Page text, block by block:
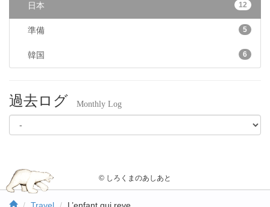
日本 12
準備 5
韓国 6
過去ログ Monthly Log
© しろくまのあしあと